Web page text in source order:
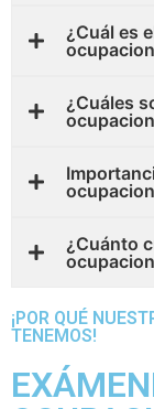
¿Cuál es
¿Cuáles
¿Cuánto
¡POR QUÉ
TENEMOS!